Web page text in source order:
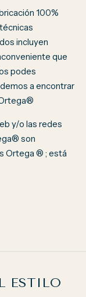
100%
incluyen
que
podes
a encontrar
y/o las redes
son
Ortega ® ; está
ESTILO